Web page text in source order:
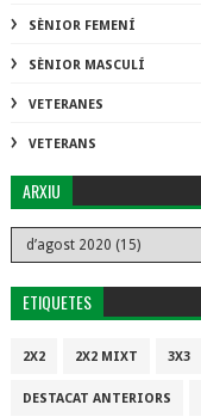
SÈNIOR FEMENÍ
SÈNIOR MASCULÍ
VETERANES
VETERANS
ARXIU
ETIQUETES
2X2 2X2 MIXT 3X3
DESTACAT ANTERIORS